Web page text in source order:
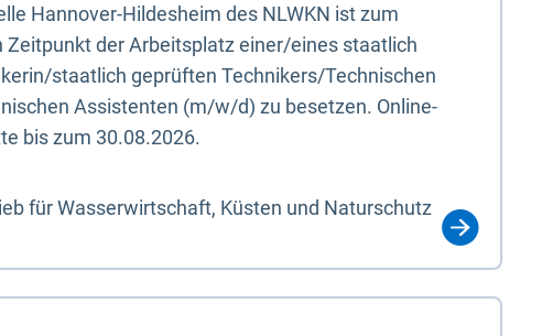
Hannover-Hildesheim des NLWKN ist zum
Zeitpunkt der Arbeitsplatz einer/eines staatlich
staatlich geprüften Technikers/Technischen
Assistenten (m/w/d) zu besetzen. Online-
bis zum 30.08.2026.
für Wasserwirtschaft, Küsten und Naturschutz